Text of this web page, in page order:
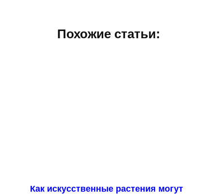
Похожие статьи:
Как искусственные растения могут